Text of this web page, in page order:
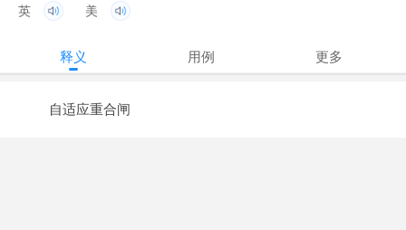
英 美
释义 用例 更多
自适应重合闸